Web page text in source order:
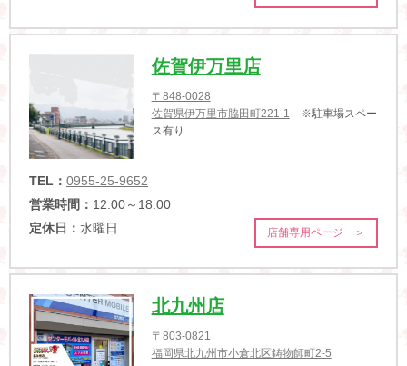
佐賀伊万里店
〒848-0028
佐賀県伊万里市脇田町221-1 ※駐車場スペー
ス有り
TEL： 0955-25-9652
営業時間： 12:00～18:00
定休日： 水曜日 店舗専用ページ ＞
北九州店
〒803-0821
福岡県北九州市小倉北区鋳物師町2-5